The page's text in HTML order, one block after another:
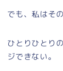
でも、私はそ
ひとりひとり
ジできない。